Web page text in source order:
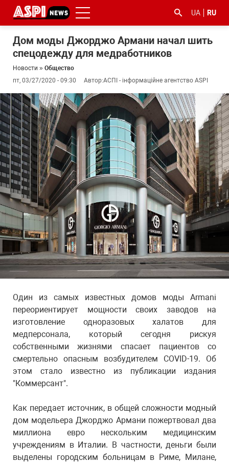
UA RU
Дом моды Джорджо Армани начал шить
спецодежду для медработников
Новости » Общество
пт, 03/27/2020 - 09:30
Автор:АСПІ - інформаційне агентство ASPI
Один из самых известных домов моды Armani
переориентирует мощности своих заводов на
изготовление одноразовых халатов для
медперсонала, который сегодня рискуя
собственными жизнями спасает пациентов со
смертельно опасным возбудителем COVID-19. Об
этом стало известно из публикации издания
"Коммерсант".
Как передает источник, в общей сложности модный
дом модельера Джорджо Армани пожертвовал два
миллиона евро нескольким медицинским
учреждениям в Италии. В частности, деньги были
выделены городским больницам в Риме, Милане,
#ООС
#боротьба
з
корупцією
#гфс #Киев #коронавірус